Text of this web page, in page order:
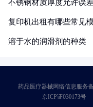
不锈钢材质厚度允许误
复印机出租有哪些常见
溶于水的润滑剂的种类
药品医疗器械网络信息服务
京ICP证030173号